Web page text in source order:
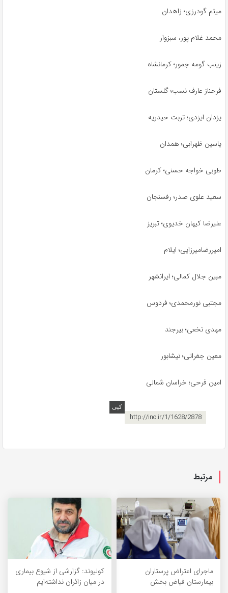
میثم گودرزی؛ زاهدان
محمد غلام پور، سبزوار
زینب گومه جمور؛ کرمانشاه
فرحناز عارف نسب؛ گلستان
یزدان ایزدی؛ تربت حیدریه
یاسین ظهرابی؛ همدان
طوبی خواجه حسنی؛ کرمان
سعید علوی صدر؛ رفسنجان
علیرضا کیهان خدیوی؛ تبریز
امیررضامیرزایی؛ ایلام
مبین جلال کمالی؛ ایرانشهر
مجتبی نورمحمدی؛ فردوس
مهدی نخعی؛ بیرجند
معین جغراتی؛ نیشابور
امین فرحی؛ خراسان شمالی
http://ino.ir/1/1628/2878
مرتبط
ماجرای اعتراض پرستاران
بیمارستان فیاض بخش
کولیوند: گزارشی از شیوع بیماری
در میان زائران نداشته‌ایم